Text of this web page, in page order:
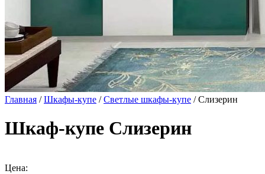
Главная /Шкафы-купе /Светлые шкафы-купе / Слизерин
Шкаф-купе Слизерин
Цена: